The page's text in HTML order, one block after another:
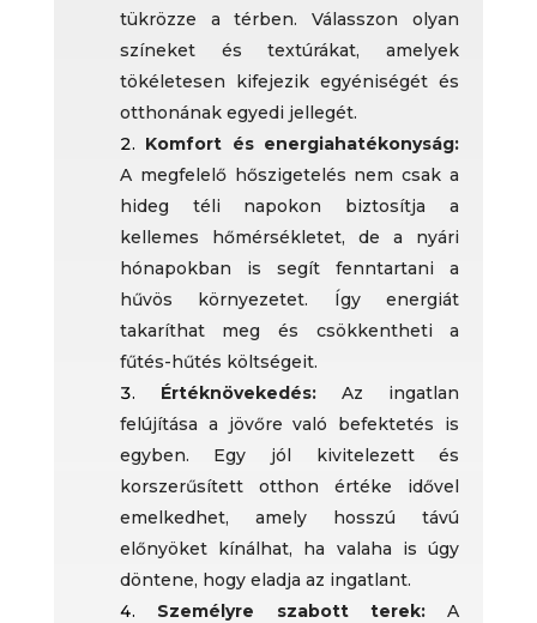
tükrözze a térben. Válasszon olyan
színeket és textúrákat, amelyek
tökéletesen kifejezik egyéniségét és
otthonának egyedi jellegét.
Komfort és energiahatékonyság:
A megfelelő hőszigetelés nem csak a
hideg téli napokon biztosítja a
kellemes hőmérsékletet, de a nyári
hónapokban is segít fenntartani a
hűvös környezetet. Így energiát
takaríthat meg és csökkentheti a
fűtés-hűtés költségeit.
Értéknövekedés:Az ingatlan
felújítása a jövőre való befektetés is
egyben. Egy jól kivitelezett és
korszerűsített otthon értéke idővel
emelkedhet, amely hosszú távú
előnyöket kínálhat, ha valaha is úgy
döntene, hogy eladja az ingatlant.
Személyre szabott terek:A